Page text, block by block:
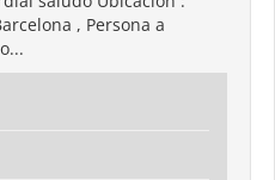
, Persona a